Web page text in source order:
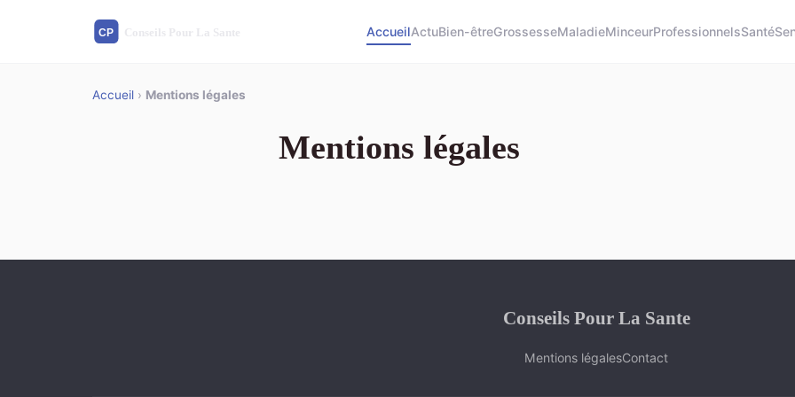
AccueilActuBien-êtreGrossesseMaladieMinceurProfessionnelsSanté
Accueil › Mentions légales
Mentions légales
Conseils Pour La Sante
Mentions légalesContact